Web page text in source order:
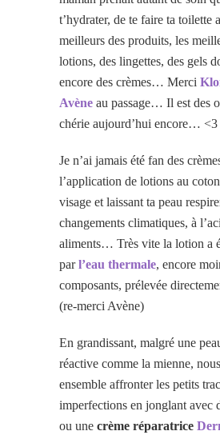
t’hydrater, de te faire ta toilette
meilleurs des produits, les
lotions, des lingettes, des gels
encore des crèmes… Merci
Avène au passage… Il est des
chérie aujourd’hui encore… <3
Je n’ai jamais été fan des
l’application de lotions au
visage et laissant ta peau
changements climatiques, à
aliments… Très vite la lotion a
parl’eau thermale, encore
composants, prélevée
(re-merci Avène)
En grandissant, malgré une
réactive comme la mienne,
ensemble affronter les petits
imperfections en jonglant avec
ou une crème réparatrice